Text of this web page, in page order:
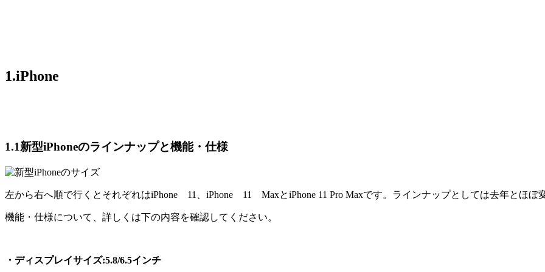
1.iPhone
1.1新型iPhoneのラインナップと機能・仕様
左から右へ順で行くとそれぞれはiPhone 11、iPhone 11 MaxとiPhone 11 Pro Maxです。ラインナップとしては去年とほぼ
機能・仕様について、詳しくは下の内容を確認してください。
・ディスプレイサイズ:5.8/6.5インチ